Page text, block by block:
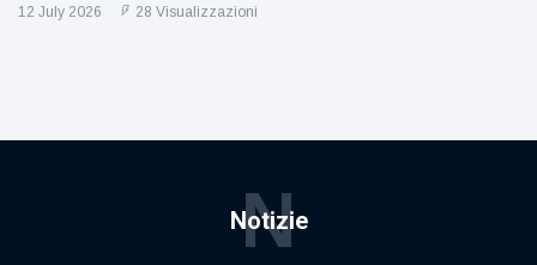
12 July 2026 28 Visualizzazioni
Notizie
N